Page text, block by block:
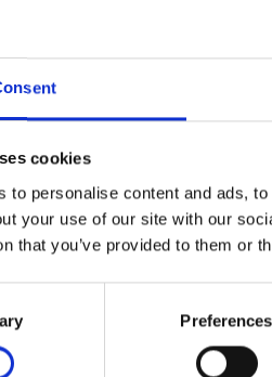
cookies
to personalise content and ads,
your use of our site with our
that you’ve provided to them or
Preferences
Eine neue
Mehr erfahren
Dr. Björn